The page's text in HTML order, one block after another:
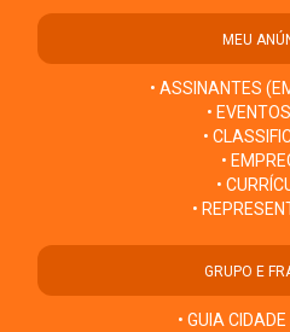
MEU
• ASSINANTES
•
•
•
•
•
GRUPO E
• GUIA